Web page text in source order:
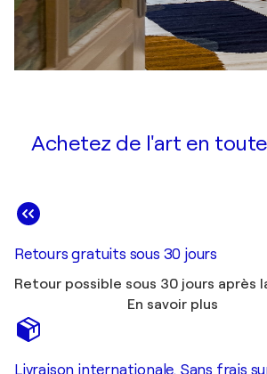
Achetez de l'art en
Retours gratuits sous 30 jours
Retour possible sous 30 jours après
En savoir plus
Livraison internationale. Sans frais